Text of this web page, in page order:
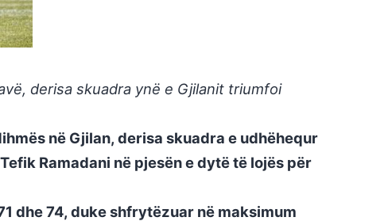
derisa skuadra ynë e Gjilanit triumfoi
në Gjilan, derisa skuadra e udhëhequr
Ramadani në pjesën e dytë të lojës për
dhe 74, duke shfrytëzuar në maksimum